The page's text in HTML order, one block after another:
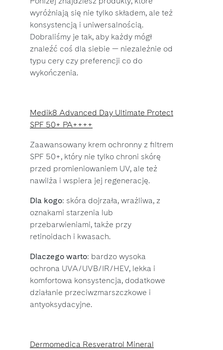
wyróżniają się nie tylko składem, ale też
konsystencją i uniwersalnością.
Dobraliśmy je tak, aby każdy mógł
znaleźć coś dla siebie — niezależnie od
typu cery czy preferencji co do
wykończenia.
Medik8 Advanced Day Ultimate Protect
SPF 50+ PA++++
Zaawansowany krem ochronny z filtrem
SPF 50+, który nie tylko chroni skórę
przed promieniowaniem UV, ale też
nawilża i wspiera jej regenerację.
Dla kogo: skóra dojrzała, wrażliwa, z
oznakami starzenia lub
przebarwieniami, także przy
retinoidach i kwasach.
Dlaczego warto: bardzo wysoka
ochrona UVA/UVB/IR/HEV, lekka i
komfortowa konsystencja, dodatkowe
działanie przeciwzmarszczkowe i
antyoksydacyjne.
Dermomedica Resveratrol Mineral